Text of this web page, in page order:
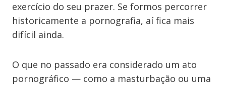
exercício do seu prazer. Se formos percorrer
historicamente a pornografia, aí fica mais
difícil ainda.
O que no passado era considerado um ato
pornográfico — como a masturbação ou uma